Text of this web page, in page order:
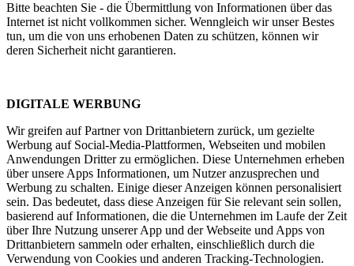
Bitte beachten Sie - die Übermittlung von Informationen über das
Internet ist nicht vollkommen sicher. Wenngleich wir unser Bestes
tun, um die von uns erhobenen Daten zu schützen, können wir
deren Sicherheit nicht garantieren.
DIGITALE WERBUNG
Wir greifen auf Partner von Drittanbietern zurück, um gezielte
Werbung auf Social-Media-Plattformen, Webseiten und mobilen
Anwendungen Dritter zu ermöglichen. Diese Unternehmen erheben
über unsere Apps Informationen, um Nutzer anzusprechen und
Werbung zu schalten. Einige dieser Anzeigen können personalisiert
sein. Das bedeutet, dass diese Anzeigen für Sie relevant sein sollen,
basierend auf Informationen, die die Unternehmen im Laufe der Zeit
über Ihre Nutzung unserer App und der Webseite und Apps von
Drittanbietern sammeln oder erhalten, einschließlich durch die
Verwendung von Cookies und anderen Tracking-Technologien.